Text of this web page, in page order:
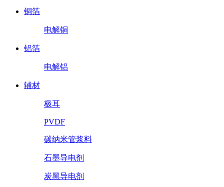
铜箔
电解铜
铝箔
电解铝
辅材
极耳
PVDF
碳纳米管浆料
石墨导电剂
炭黑导电剂